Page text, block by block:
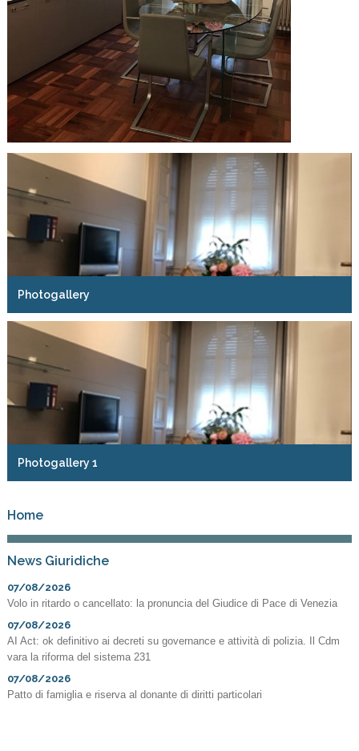
Photogallery
Photogallery 1
Home
News Giuridiche
07/08/2026
Volo in ritardo o cancellato: la pronuncia del Giudice di Pace di Venezia
07/08/2026
AI Act: ok definitivo ai decreti su governance e attività di polizia. Il Cdm
vara la riforma del sistema 231
07/08/2026
Patto di famiglia e riserva al donante di diritti particolari